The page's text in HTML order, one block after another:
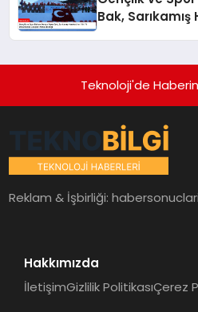
Bak, Sarıkamış
Teknoloji'de
Reklam & İşbirliği:
Hakkımızda
İletişimGizlilik PolitikasıÇerez